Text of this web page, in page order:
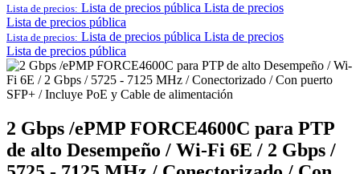
Lista de precios: Lista de precios pública Lista de precios
Lista de precios pública
Lista de precios: Lista de precios pública Lista de precios
Lista de precios pública
2 Gbps /ePMP FORCE4600C para PTP
de alto Desempeño / Wi-Fi 6E / 2 Gbps /